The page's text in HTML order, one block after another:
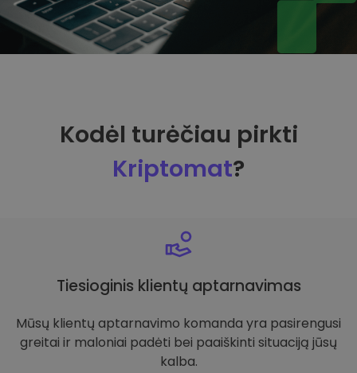
Kodėl turėčiau pirkti
Kriptomat?
Tiesioginis klientų aptarnavimas
Mūsų klientų aptarnavimo komanda yra pasirengusi
greitai ir maloniai padėti bei paaiškinti situaciją jūsų
kalba.